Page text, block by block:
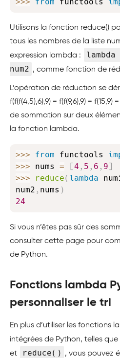
Utilisons la fonction reduce()
tous les nombres de la liste
expression lambda :
lambda
num2 , comme fonction de
L’opération de réduction se
f(f(f(4,5),6),9) = f(f(9,6),9) =
de sommation sur deux
la fonction lambda.
>>> from functools
>>> nums = [4 , 5 , 6 , 9]
>>> reduce( lambda
num2 , nums )
24
Si vous n’êtes pas sûr des
consulter cette page pour
de Python.
Fonctions lambda
personnaliser le tri
En plus d’utiliser les fonctions
intégrées de Python, telles que
et reduce()
, vous pouvez